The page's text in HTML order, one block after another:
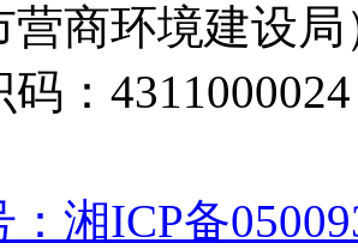
营商环境建设局
码：
湘ICP备